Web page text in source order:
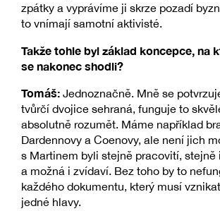
zpátky a vyprávíme ji skrze pozadí
to vnímají samotní aktivisté.
Takže tohle byl základ koncepce, na
se nakonec shodli?
Tomáš: Jednoznačně. Mně se
tvůrčí dvojice sehraná, funguje to
absolutně rozumět. Máme například
Dardennovy a Coenovy, ale není jich
s Martinem byli stejně pracovití,
a možná i zvídaví. Bez toho by to
každého dokumentu, který musí
jedné hlavy.